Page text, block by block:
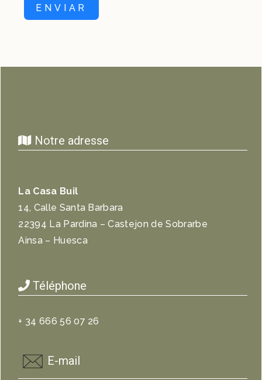
ENVIAR
Notre adresse
La Casa Buil
14, Calle Santa Barbara
22394 La Pardina – Castejon de Sobrarbe
Ainsa – Huesca
Téléphone
+ 34 666 56 07 26
E-mail